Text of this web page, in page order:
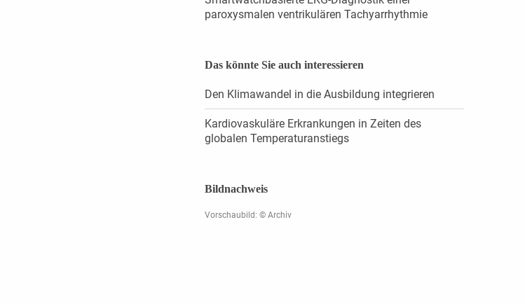
paroxysmalen ventrikulären Tachyarrhythmie
Das könnte Sie auch interessieren
Den Klimawandel in die Ausbildung integrieren
Kardiovaskuläre Erkrankungen in Zeiten des
globalen Temperaturanstiegs
Bildnachweis
Vorschaubild: © Archiv